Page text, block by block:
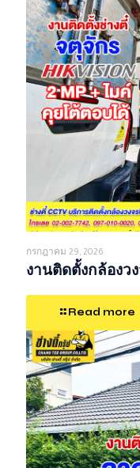
กรกฎาคม 29, 2026
งานติดตั้งกล้องว
Read more